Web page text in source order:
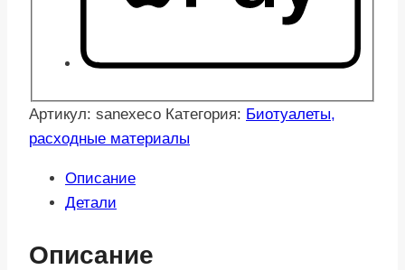
Артикул: sanexeco Категория: Биотуалеты,
расходные материалы
Описание
Детали
Описание